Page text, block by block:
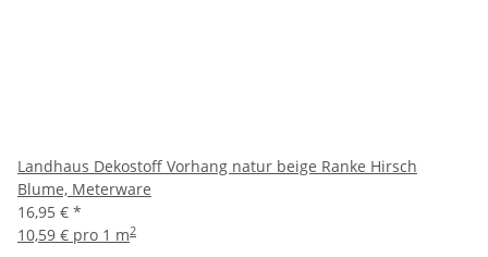
Landhaus Dekostoff Vorhang natur beige Ranke Hirsch
Blume, Meterware
16,95 € *
10,59 € pro 1 m2